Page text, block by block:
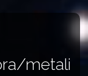
metali